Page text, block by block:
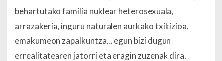
behartutako familia nuklear heterosexuala,
arrazakeria, inguru naturalen aurkako txikizioa,
emakumeon zapalkuntza… egun bizi dugun
errealitatearen jatorri eta eragin zuzenak dira.